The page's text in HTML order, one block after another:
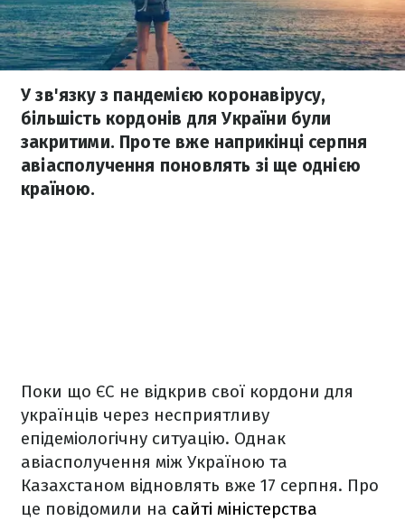
У зв'язку з пандемією коронавірусу,
більшість кордонів для України були
закритими. Проте вже наприкінці серпня
авіасполучення поновлять зі ще однією
країною.
Поки що ЄС не відкрив свої кордони для
українців через несприятливу
епідеміологічну ситуацію. Однак
авіасполучення між Україною та
Казахстаном відновлять вже 17 серпня. Про
це повідомили на сайті міністерства